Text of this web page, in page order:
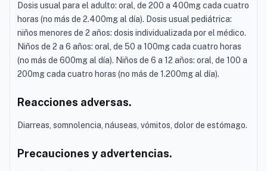
Dosis usual para el adulto: oral, de 200 a 400mg cada cuatro
horas (no más de 2.400mg al día). Dosis usual pediátrica:
niños menores de 2 años: dosis individualizada por el médico.
Niños de 2 a 6 años: oral, de 50 a 100mg cada cuatro horas
(no más de 600mg al día). Niños de 6 a 12 años: oral, de 100 a
200mg cada cuatro horas (no más de 1.200mg al día).
Reacciones adversas.
Diarreas, somnolencia, náuseas, vómitos, dolor de estómago.
Precauciones y advertencias.